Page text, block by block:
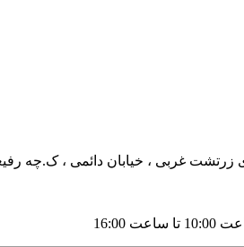
غربی ، خیابان دائمی ، ک.چه رفیعی ، پلاک
16:00